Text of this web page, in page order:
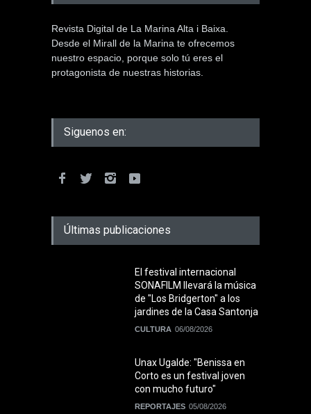
Revista Digital de La Marina Alta i Baixa.
Desde el Mirall de la Marina te ofrecemos
nuestro espacio, porque solo tú eres el
protagonista de nuestras historias.
Siguenos en:
Últimas publicaciones
El festival internacional
SONAFILM llevará la música
de "Los Bridgerton" a los
jardines de la Casa Santonja
CULTURA 06/08/2026
Unax Ugalde: "Benissa en
Corto es un festival joven
con mucho futuro"
REPORTAJES 05/08/2026